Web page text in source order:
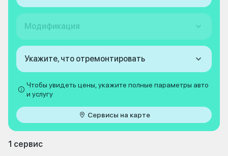
Модификация
Укажите, что отремонтировать
Чтобы увидеть цены, укажите полные параметры авто
и услугу
Сервисы на карте
1 сервис